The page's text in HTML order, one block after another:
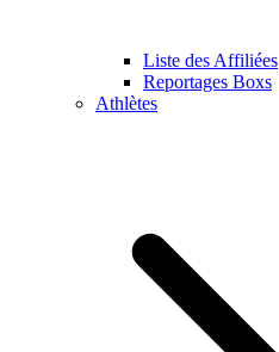
Liste des Affiliées
Reportages Boxs
Athlètes